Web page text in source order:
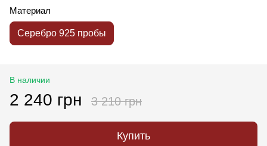
Материал
Серебро 925 пробы
В наличии
2 240 грн 3 210 грн
Купить